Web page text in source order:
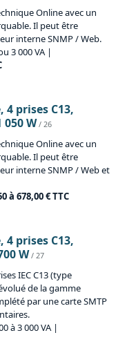
Online avec un
Il peut être
interne SNMP / Web.
3 000 VA |
prises C13,
050 W / 26
Online avec un
Il peut être
interne SNMP / Web et
à 678,00 € TTC
prises C13,
W / 27
IEC C13 (type
de la gamme
par une carte SMTP
à 3 000 VA |